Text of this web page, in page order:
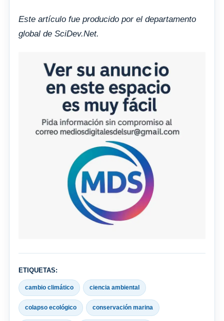
Este artículo fue producido por el departamento
global de SciDev.Net.
ETIQUETAS:
cambio climático ciencia ambiental
colapso ecológico conservación marina